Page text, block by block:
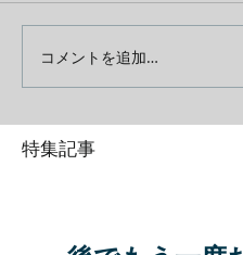
特集記事
コメントを追加…